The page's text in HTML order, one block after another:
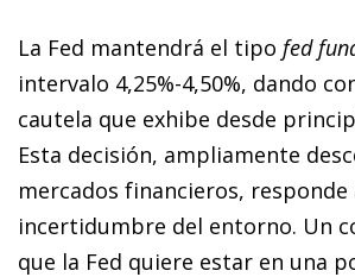
La Fed mantendrá el tipo fed
intervalo 4,25%-4,50%, dando
cautela que exhibe desde
Esta decisión, ampliamente
mercados financieros, responde
incertidumbre del entorno. Un
que la Fed quiere estar en una